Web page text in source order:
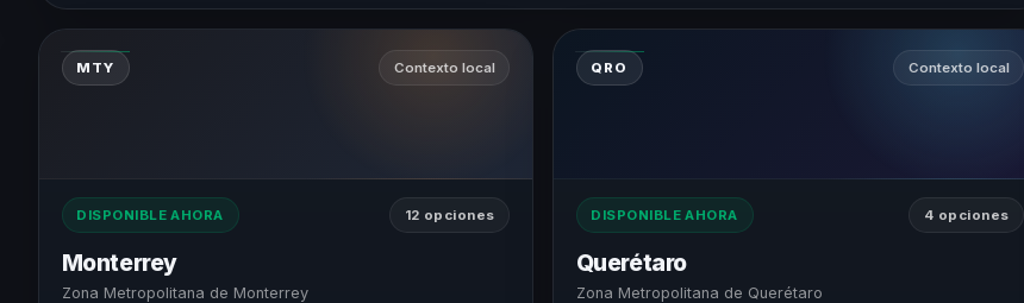
MTY Contexto local
DISPONIBLE AHORA 12 opciones
Monterrey
Zona Metropolitana de Monterrey
QRO Contexto local
DISPONIBLE AHORA 4 opciones
Querétaro
Zona Metropolitana de Querétaro